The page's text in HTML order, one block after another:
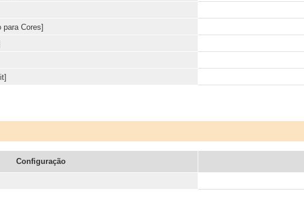
para Cores]
Configuração